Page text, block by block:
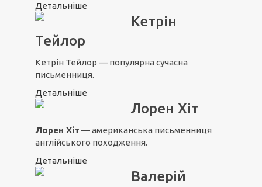
Детальніше
Кетрін
Тейлор
Кетрін Тейлор — популярна сучасна
письменниця.
Детальніше
Лорен Хіт
Лорен Хіт — американська письменниця
англійського походження.
Детальніше
Валерій